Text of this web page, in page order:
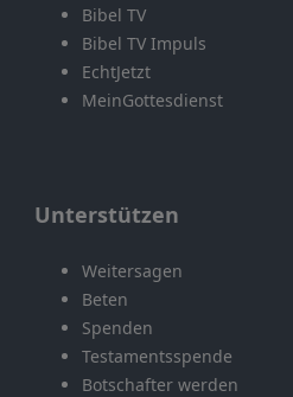
Bibel TV
Bibel TV Impuls
EchtJetzt
MeinGottesdienst
Unterstützen
Weitersagen
Beten
Spenden
Testamentsspende
Botschafter werden